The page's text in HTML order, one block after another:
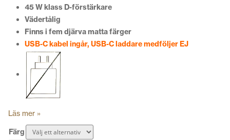
45 W klass D-förstärkare
Vädertålig
Finns i fem djärva matta färger
USB-C kabel ingår, USB-C laddare medföljer EJ
Läs mer »
Färg